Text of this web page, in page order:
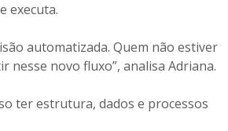
executa.
automatizada. Quem não estiver
nesse novo fluxo”, analisa Adriana.
ter estrutura, dados e processos